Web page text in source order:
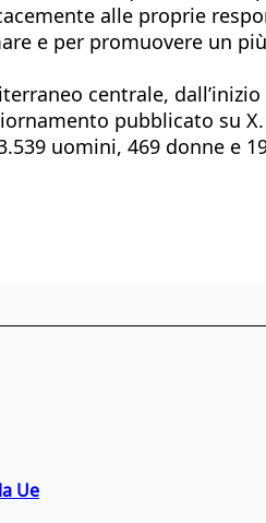
alle proprie
e per promuovere un
centrale, dall’inizio
pubblicato su
uomini, 469 donne e
Ue